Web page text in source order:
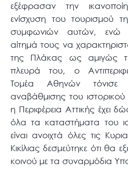
εξέφρασαν την
ενίσχυση του τουρισμού
συμφωνιών αυτών, ενώ
αίτημά τους να
της Πλάκας ως αμιγώς
πλευρά του, ο
Τομέα Αθηνών τόνισε
αναβάθμισης του
η Περιφέρεια Αττικής έχει
όλα τα καταστήματα του
είναι ανοιχτά όλες τις
Κικίλιας δεσμεύτηκε ότι θα
κοινού με τα συναρμόδια